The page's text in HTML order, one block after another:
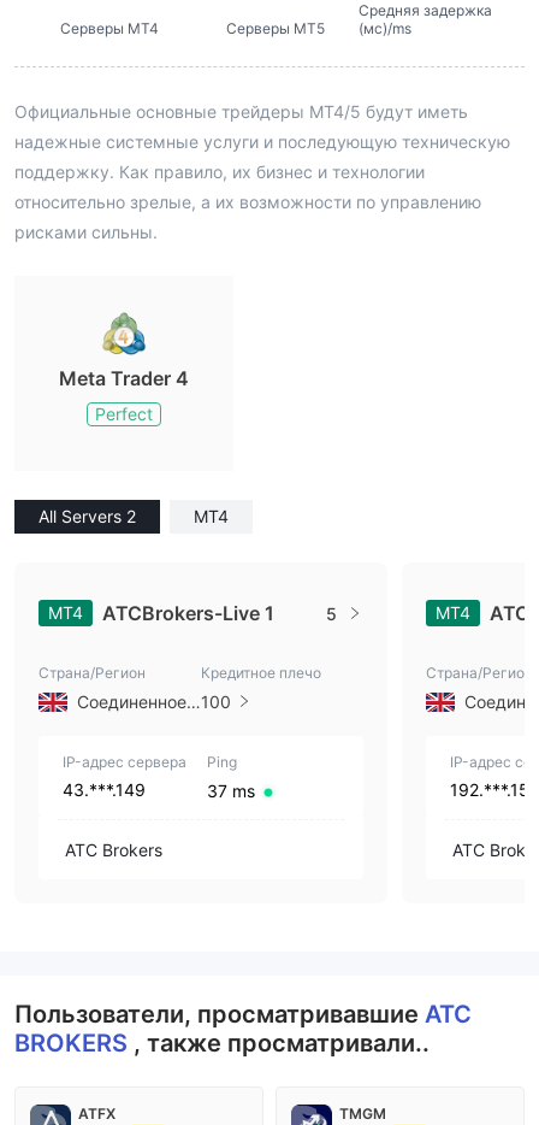
Серверы MT4 Серверы MT5
Средняя задержка
(мс)/ms
Официальные основные трейдеры MT4/5 будут иметь
надежные системные услуги и последующую техническую
поддержку. Как правило, их бизнес и технологии
относительно зрелые, а их возможности по управлению
рисками сильны.
Meta Trader 4
Perfect
All Servers 2 MT4
MT4 ATCBrokers-Live 1 5
Страна/Регион
Соединенное Королевство
Кредитное плечо
100
IP-адрес сервера
43.***.149
Ping
37 ms
ATC Brokers
MT4
Страна/Регион
IP-адрес
192.***.156
ATC
Пользователи, просматривавшие ATC
BROKERS , также просматривали..
ATFX TMGM